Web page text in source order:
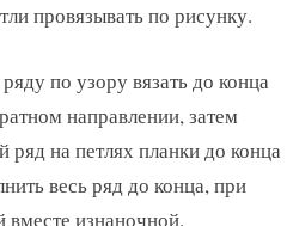
провязывать по рисунку.
по узору вязать до конца
направлении, затем
ряд на петлях планки до конца
весь ряд до конца, при
изнаночной.